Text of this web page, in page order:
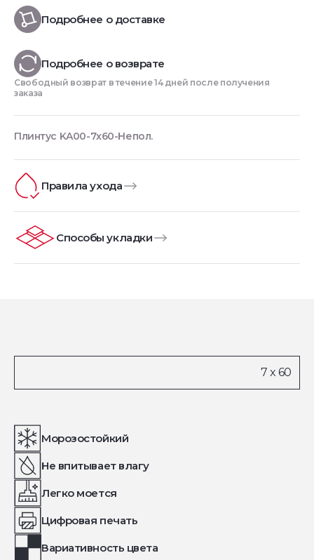
Подробнее о доставке
Подробнее о возврате
Свободный возврат в течение 14 дней после получения
заказа
Плинтус KA00-7x60-Непол.
Правила ухода
Способы укладки
Морозостойкий
Не впитывает влагу
Легко моется
Цифровая печать
Вариативность цвета